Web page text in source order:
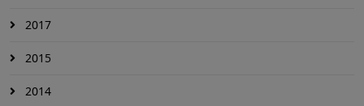
2017
2015
2014